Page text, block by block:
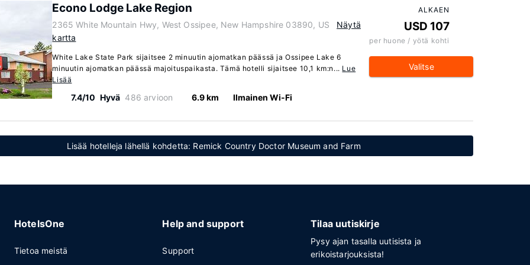
Econo Lodge Lake Region
2365 White Mountain Hwy, West Ossipee, New Hampshire 03890, US
Näytä
kartta
White Lake State Park sijaitsee 2 minuutin ajomatkan päässä ja Ossipee Lake 6
minuutin ajomatkan päässä majoituspaikasta. Tämä hotelli sijaitsee 10,1 km:n... Lue
Lisää
7.4/10 Hyvä 486 arvioon 6.9 km Ilmainen Wi-Fi
ALKAEN
USD 107
per huone / yötä kohti
Valitse
Lisää hotelleja lähellä kohdetta: Remick Country Doctor Museum and Farm
HotelsOne
Tietoa meistä
Help and support
Support
Tilaa uutiskirje
Pysy ajan tasalla uutisista ja
erikoistarjouksista!